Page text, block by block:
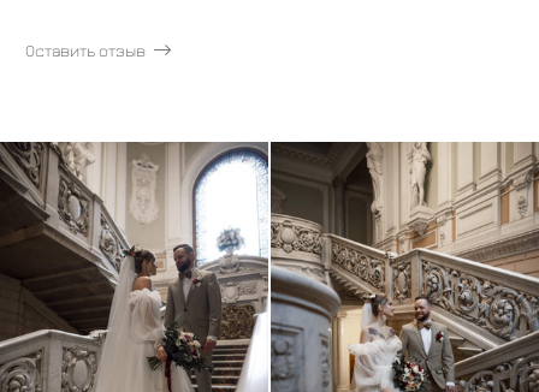
Оставить отзыв